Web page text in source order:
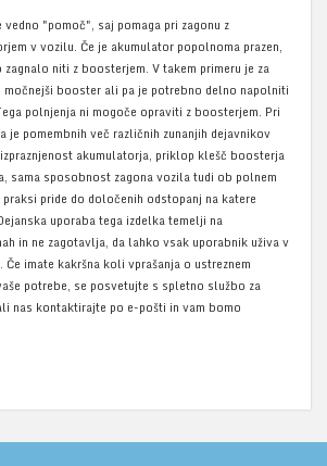
"pomoč", saj pomaga pri zagonu z
v vozilu. Če je akumulator popolnoma prazen,
niti z boosterjem. V takem primeru je za
močnejši booster ali pa je potrebno delno napolniti
polnjenja ni mogoče opraviti z boosterjem.​ Pri
je pomembnih več različnih zunanjih dejavnikov
akumulatorja, priklop klešč boosterja
sama sposobnost zagona vozila tudi ob polnem
pride do določenih odstopanj na katere
uporaba tega izdelka temelji na
in ne zagotavlja, da lahko vsak uporabnik uživa v
imate kakršna koli vprašanja o ustreznem
potrebe, se posvetujte s spletno službo za
nas kontaktirajte po e-pošti in vam bomo